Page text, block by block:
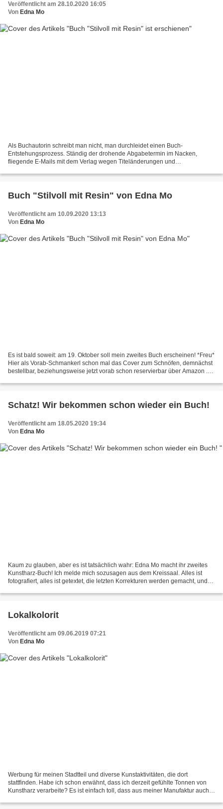
Veröffentlicht am 28.10.2020 16:05
Von Edna Mo
Als Buchautorin schreibt man nicht, man durchleidet einen Buch-
Entstehungsprozess. Ständig der drohende Abgabetermin im Nacken,
fliegende E-Mails mit dem Verlag wegen Titeländerungen und
Buch "Stilvoll mit Resin" von Edna Mo
Veröffentlicht am 10.09.2020 13:13
Von Edna Mo
Es ist bald soweit: am 19. Oktober soll mein zweites Buch erscheinen! *Freu*
Hier als Vorab-Schmankerl schon mal das Cover zum Schnöfen, demnächst
bestellbar, beziehungsweise jetzt vorab schon reservierbar über Amazon .
Schatz! Wir bekommen schon wieder ein Buch!
Veröffentlicht am 18.05.2020 19:34
Von Edna Mo
Kaum zu glauben, aber es ist tatsächlich wahr: Edna Mo macht ihr zweites
Kunstharz-Buch! Ich melde mich sozusagen aus dem Kreissaal. Alles ist
fotografiert, alles ist getextet, die letzten Korrekturen werden gemacht, und
Lokalkolorit
Veröffentlicht am 09.06.2019 07:21
Von Edna Mo
Werbung für meinen Stadtteil und diverse Kunstaktivitäten, die dort
stattfinden. Habe ich schon erwähnt, dass ich derzeit gefühlte Tonnen von
Kunstharz verarbeite? Es ist einfach toll, dass aus meiner Manufaktur auch